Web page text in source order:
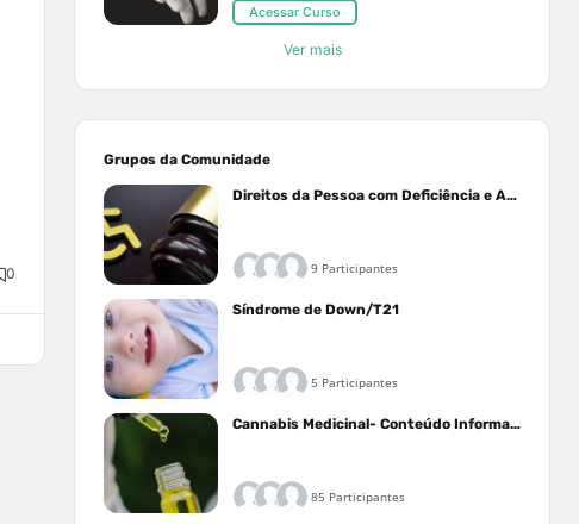
0
Acessar Curso
Ver mais
Grupos da Comunidade
Direitos da Pessoa com Deficiência e Autistas
9 Participantes
Síndrome de Down/T21
5 Participantes
Cannabis Medicinal- Conteúdo Informativo
85 Participantes